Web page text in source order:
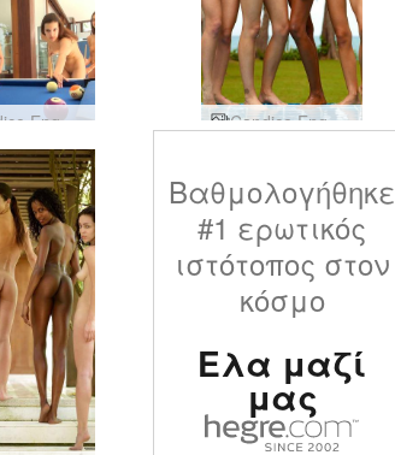
Candice Engelie Kiki Valerie Ταϊλάνδη
Candice Engelie Kiki Valerie Naked Billiards
Βαθμολογήθηκε
#1 ερωτικός
ιστότοπος στον
κόσμο
Ελα μαζί
μας